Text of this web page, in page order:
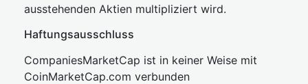
ausstehenden Aktien multipliziert wird.
Haftungsausschluss
CompaniesMarketCap ist in keiner Weise mit
CoinMarketCap.com verbunden